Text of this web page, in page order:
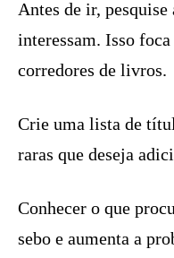
Antes de ir,
interessam. Isso foca
corredores de livros.
Crie uma lista de
raras que deseja
Conhecer o que
sebo e aumenta a